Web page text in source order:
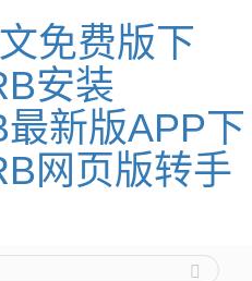
免费版下
安装
新版APP下
网页版转手